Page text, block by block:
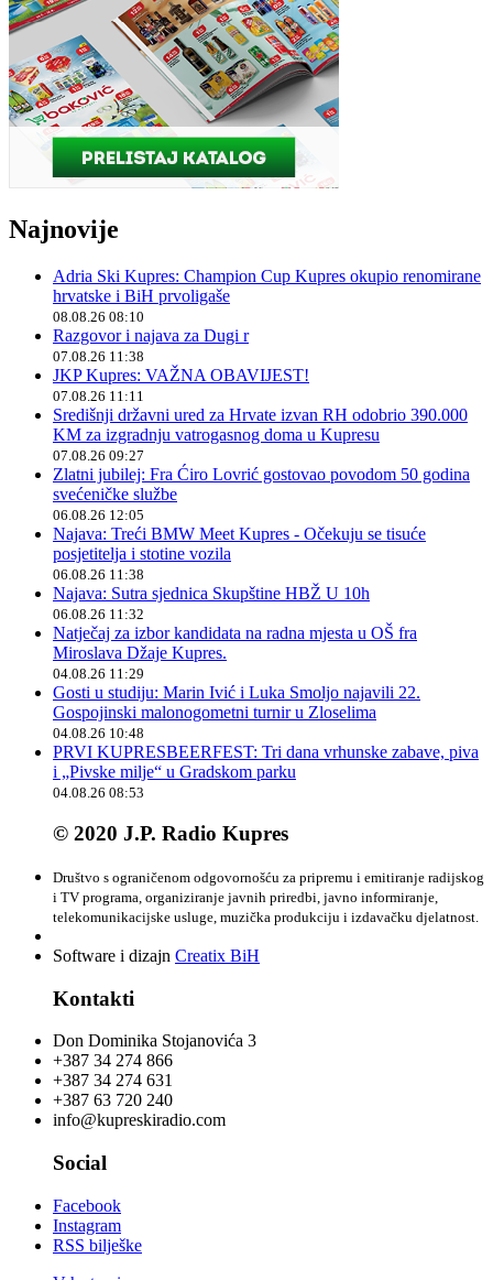
Najnovije
Adria Ski Kupres: Champion Cup Kupres okupio renomirane
hrvatske i BiH prvoligaše
08.08.26 08:10
Razgovor i najava za Dugi r
07.08.26 11:38
JKP Kupres: VAŽNA OBAVIJEST!
07.08.26 11:11
Središnji državni ured za Hrvate izvan RH odobrio 390.000
KM za izgradnju vatrogasnog doma u Kupresu
07.08.26 09:27
Zlatni jubilej: Fra Ćiro Lovrić gostovao povodom 50 godina
svećeničke službe
06.08.26 12:05
Najava: Treći BMW Meet Kupres - Očekuju se tisuće
posjetitelja i stotine vozila
06.08.26 11:38
Najava: Sutra sjednica Skupštine HBŽ U 10h
06.08.26 11:32
Natječaj za izbor kandidata na radna mjesta u OŠ fra
Miroslava Džaje Kupres.
04.08.26 11:29
Gosti u studiju: Marin Ivić i Luka Smoljo najavili 22.
Gospojinski malonogometni turnir u Zloselima
04.08.26 10:48
PRVI KUPRESBEERFEST: Tri dana vrhunske zabave, piva
i „Pivske milje“ u Gradskom parku
04.08.26 08:53
© 2020 J.P. Radio Kupres
Društvo s ograničenom odgovornošću za pripremu i emitiranje radijskog
i TV programa, organiziranje javnih priredbi, javno informiranje,
telekomunikacijske usluge, muzička produkciju i izdavačku djelatnost.
Software i dizajn Creatix BiH
Kontakti
Don Dominika Stojanovića 3
+387 34 274 866
+387 34 274 631
+387 63 720 240
info@kupreskiradio.com
Social
Facebook
Instagram
RSS bilješke